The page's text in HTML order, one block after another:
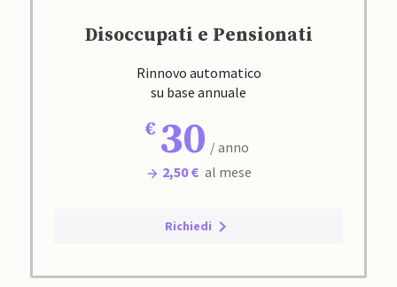
Disoccupati e Pensionati
Rinnovo automatico
su base annuale
30 / anno
2,50 € al mese
Richiedi